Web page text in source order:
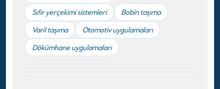
Sıfır yerçekimi sistemleri
Bobin taşıma
Varil taşıma
Otomotiv uygulamaları
Dökümhane uygulamaları